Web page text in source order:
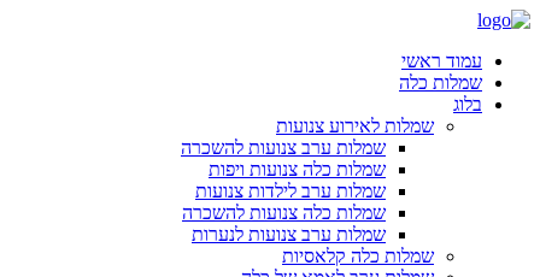
עמוד ראשי
שמלות כלה
בלוג
שמלות לאירוע צנועות
שמלות ערב צנועות להשכרה
שמלות כלה צנועות ויפות
שמלות ערב לילדות צנועות
שמלות כלה צנועות להשכרה
שמלות ערב צנועות לנערות
שמלות כלה קלאסיות